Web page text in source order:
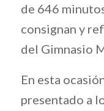
de 646
consignan y
del Gimnasio
En esta
presentado a